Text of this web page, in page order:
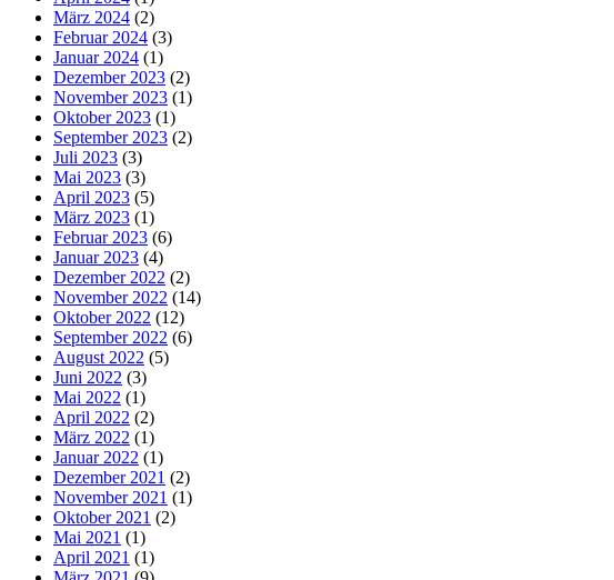
März 2024 (2)
Februar 2024 (3)
Januar 2024 (1)
Dezember 2023 (2)
November 2023 (1)
Oktober 2023 (1)
September 2023 (2)
Juli 2023 (3)
Mai 2023 (3)
April 2023 (5)
März 2023 (1)
Februar 2023 (6)
Januar 2023 (4)
Dezember 2022 (2)
November 2022 (14)
Oktober 2022 (12)
September 2022 (6)
August 2022 (5)
Juni 2022 (3)
Mai 2022 (1)
April 2022 (2)
März 2022 (1)
Januar 2022 (1)
Dezember 2021 (2)
November 2021 (1)
Oktober 2021 (2)
Mai 2021 (1)
April 2021 (1)